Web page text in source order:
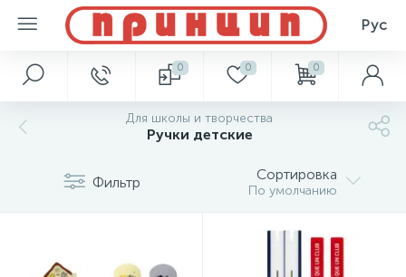
Рус
0 0 0
Для школы и творчества
Ручки детские
Фильтр Сортировка
По умолчанию